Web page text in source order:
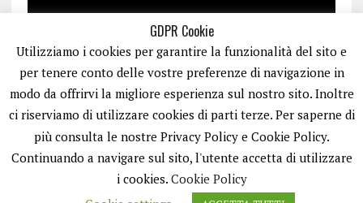
GDPR Cookie
Utilizziamo i cookies per garantire la funzionalità del sito e
per tenere conto delle vostre preferenze di navigazione in
modo da offrirvi la migliore esperienza sul nostro sito. Inoltre
ci riserviamo di utilizzare cookies di parti terze. Per saperne di
più consulta le nostre Privacy Policy e Cookie Policy.
Continuando a navigare sul sito, l'utente accetta di utilizzare
i cookies. Cookie Policy